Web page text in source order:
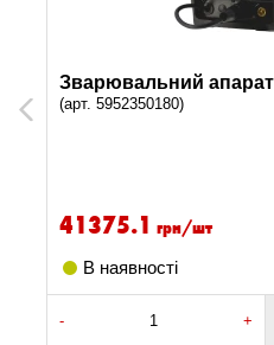
Previous
Зварювальний апарат
(арт. 5952350180)
41375.1 грн/шт
В наявності
- +